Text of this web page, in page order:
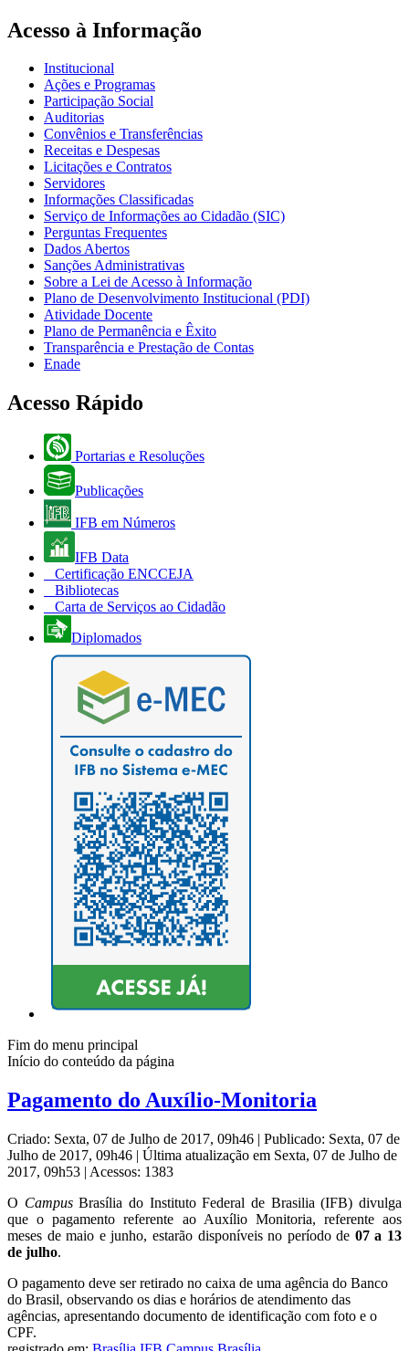
Acesso à Informação
Institucional
Ações e Programas
Participação Social
Auditorias
Convênios e Transferências
Receitas e Despesas
Licitações e Contratos
Servidores
Informações Classificadas
Serviço de Informações ao Cidadão (SIC)
Perguntas Frequentes
Dados Abertos
Sanções Administrativas
Sobre a Lei de Acesso à Informação
Plano de Desenvolvimento Institucional (PDI)
Atividade Docente
Plano de Permanência e Êxito
Transparência e Prestação de Contas
Enade
Acesso Rápido
Portarias e Resoluções
Publicações
IFB em Números
IFB Data
Certificação ENCCEJA
Bibliotecas
Carta de Serviços ao Cidadão
Diplomados
Fim do menu principal
Início do conteúdo da página
Pagamento do Auxílio-Monitoria
Criado: Sexta, 07 de Julho de 2017, 09h46 | Publicado: Sexta, 07 de
Julho de 2017, 09h46 | Última atualização em Sexta, 07 de Julho de
2017, 09h53 | Acessos: 1383
O CampusBrasília do Instituto Federal de Brasilia (IFB) divulga
que o pagamento referente ao Auxílio Monitoria, referente aos
meses de maio e junho, estarão disponíveis no período de 07 a 13
de julho.
O pagamento deve ser retirado no caixa de uma agência do Banco
do Brasil, observando os dias e horários de atendimento das
agências, apresentando documento de identificação com foto e o
CPF.